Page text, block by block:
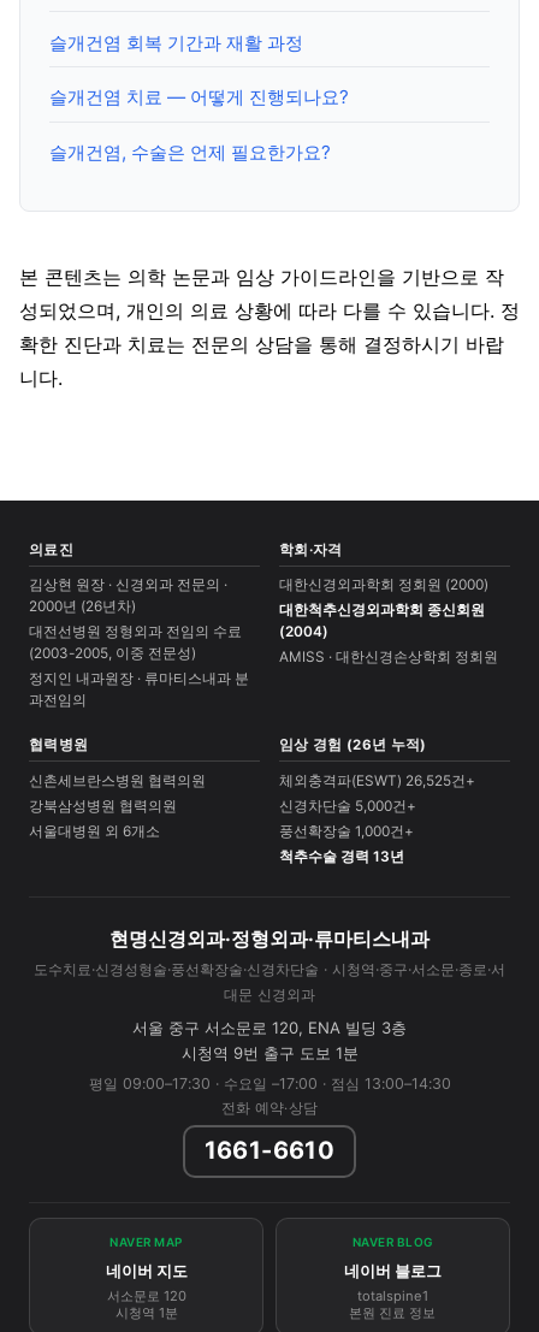
슬개건염 회복 기간과 재활 과정
슬개건염 치료 — 어떻게 진행되나요?
슬개건염, 수술은 언제 필요한가요?
본 콘텐츠는 의학 논문과 임상 가이드라인을 기반으로 작
성되었으며, 개인의 의료 상황에 따라 다를 수 있습니다. 정
확한 진단과 치료는 전문의 상담을 통해 결정하시기 바랍
니다.
의료진
김상현 원장 · 신경외과 전문의 ·
2000년 (26년차)
대전선병원 정형외과 전임의 수료
(2003-2005, 이중 전문성)
정지인 내과원장 · 류마티스내과 분
과전임의
학회·자격
대한신경외과학회 정회원 (2000)
대한척추신경외과학회 종신회원
(2004)
AMISS · 대한신경손상학회 정회원
협력병원
신촌세브란스병원 협력의원
강북삼성병원 협력의원
서울대병원 외 6개소
임상 경험 (26년 누적)
체외충격파(ESWT) 26,525건+
신경차단술 5,000건+
풍선확장술 1,000건+
척추수술 경력 13년
현명신경외과·정형외과·류마티스내과
도수치료·신경성형술·풍선확장술·신경차단술 · 시청역·중구·서소문·종로·서
대문 신경외과
서울 중구 서소문로 120, ENA 빌딩 3층
시청역 9번 출구 도보 1분
평일 09:00–17:30 · 수요일 –17:00 · 점심 13:00–14:30
전화 예약·상담
1661-6610
NAVER MAP
네이버 지도
서소문로 120
시청역 1분
NAVER BLOG
네이버 블로그
totalspine1
본원 진료 정보